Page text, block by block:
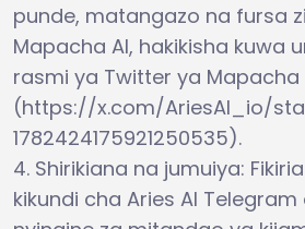
punde, matangazo na fursa
Mapacha AI, hakikisha kuwa
rasmi ya Twitter ya Mapacha
(https://x.com/AriesAI_io/
1782424175921250535).
4. Shirikiana na jumuiya:
kikundi cha Aries AI